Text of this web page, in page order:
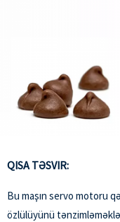
QISA TƏSVIR:
Bu maşın servo motoru
özlülüyünü